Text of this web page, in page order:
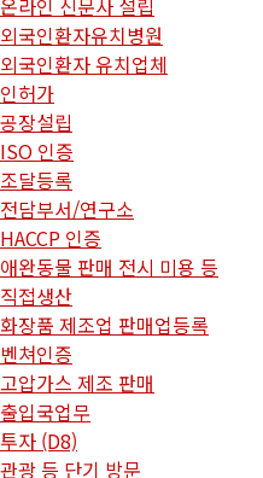
온라인 신문사 설립
외국인환자유치병원
외국인환자 유치업체
인허가
공장설립
ISO 인증
조달등록
전담부서/연구소
HACCP 인증
애완동물 판매 전시 미용 등
직접생산
화장품 제조업 판매업등록
벤쳐인증
고압가스 제조 판매
출입국업무
투자 (D8)
관광 등 단기 방문